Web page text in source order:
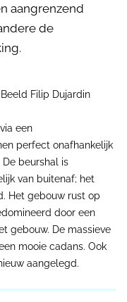
aangrenzend
de
Filip Dujardin
een
perfect onafhankelijk
beurshal is
van buitenaf; het
Het gebouw rust op
door een
gebouw. De massieve
mooie cadans. Ook
aangelegd.